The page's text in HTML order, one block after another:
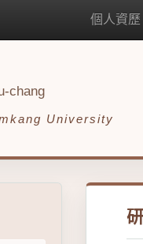
個人資歷
chang
University